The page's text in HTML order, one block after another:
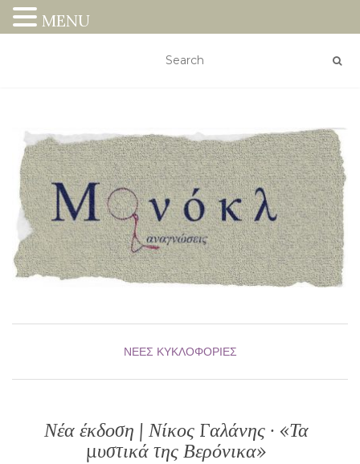
ΝΈΕΣ ΚΥΚΛΟΦΟΡΊΕΣ
Νέα έκδοση | Νίκος Γαλάνης · «Τα
μυστικά της Βερόνικα»
MENU